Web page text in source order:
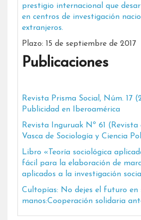
prestigio internacional que
en centros de investigación
extranjeros.
Plazo: 15 de septiembre de 2017
Publicaciones
Revista Prisma Social, Núm. 17
Publicidad en Iberoamérica
Revista Inguruak Nº 61 (Revista
Vasca de Sociología y Ciencia
Libro «Teoría sociológica
fácil para la elaboración de
aplicados a la investigación
Cultopías: No dejes el futuro en
manos:Cooperación solidaria